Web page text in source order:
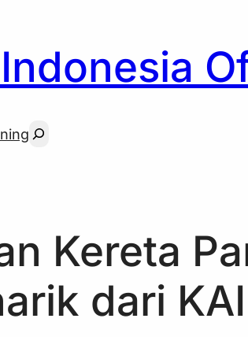
Search
Kereta
dari KAI